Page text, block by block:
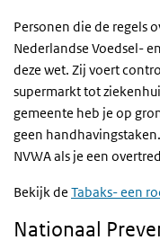
Personen die de regels
Nederlandse Voedsel-
deze wet. Zij voert
supermarkt tot
gemeente heb je op
geen
NVWA als je een
Bekijk de Tabaks- een
Nationaal